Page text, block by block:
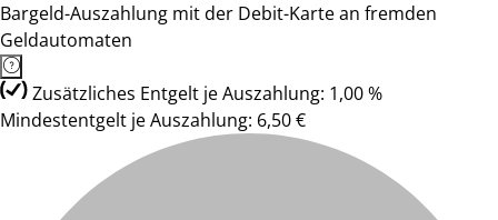
Bargeld-Auszahlung mit der Debit-Karte an fremden
Geldautomaten
Zusätzliches Entgelt je Auszahlung: 1,00 %
Mindestentgelt je Auszahlung: 6,50 €